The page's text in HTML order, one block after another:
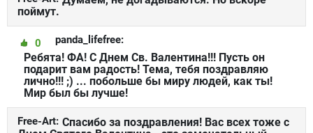
поймут.
panda_lifefree:
0
Ребята! ФА! С Днем Св. Валентина!!! Пусть он
подарит вам радость! Тема, тебя поздравляю
лично!!! ;) ... побольше бы миру людей, как ты!
Мир был бы лучше!
Free-Art: Спасибо за поздравления! Вас всех тоже с